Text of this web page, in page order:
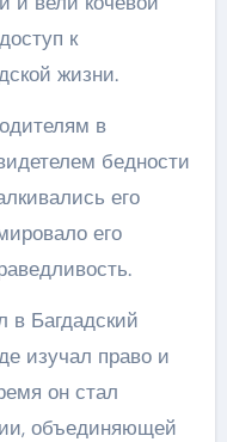
к
жизни.
в
бедности
его
его
в Багдадский
изучал право и
он стал
объединяющей